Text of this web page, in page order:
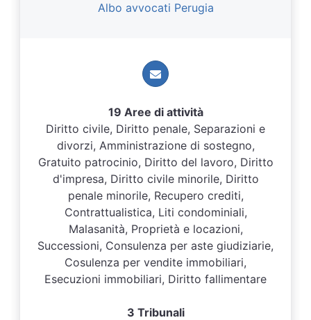
Albo avvocati Perugia
19 Aree di attività
Diritto civile, Diritto penale, Separazioni e
divorzi, Amministrazione di sostegno,
Gratuito patrocinio, Diritto del lavoro, Diritto
d'impresa, Diritto civile minorile, Diritto
penale minorile, Recupero crediti,
Contrattualistica, Liti condominiali,
Malasanità, Proprietà e locazioni,
Successioni, Consulenza per aste giudiziarie,
Cosulenza per vendite immobiliari,
Esecuzioni immobiliari, Diritto fallimentare
3 Tribunali